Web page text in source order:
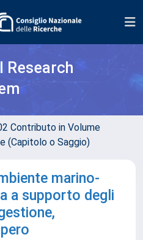
Research
Contributo in Volume
(Capitolo o Saggio)
marino-
a supporto degli